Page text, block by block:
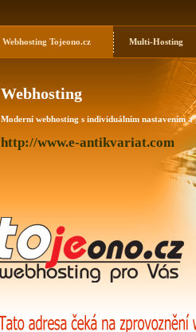
Webhosting Tojeono.cz Multi-Hosting
Webhosting
Moderní webhosting s individuálním nastavením a
http://www.e-antikvariat.com